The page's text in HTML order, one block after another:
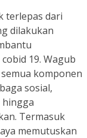
terlepas dari
dilakukan
19. Wagub
komponen
sosial,
hingga
Termasuk
memutuskan